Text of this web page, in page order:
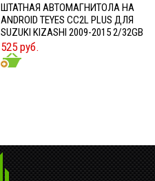
ШТАТНАЯ АВТОМАГНИТОЛА НА
ANDROID TEYES CC2L PLUS ДЛЯ
SUZUKI KIZASHI 2009-2015 2/32GB
525 руб.